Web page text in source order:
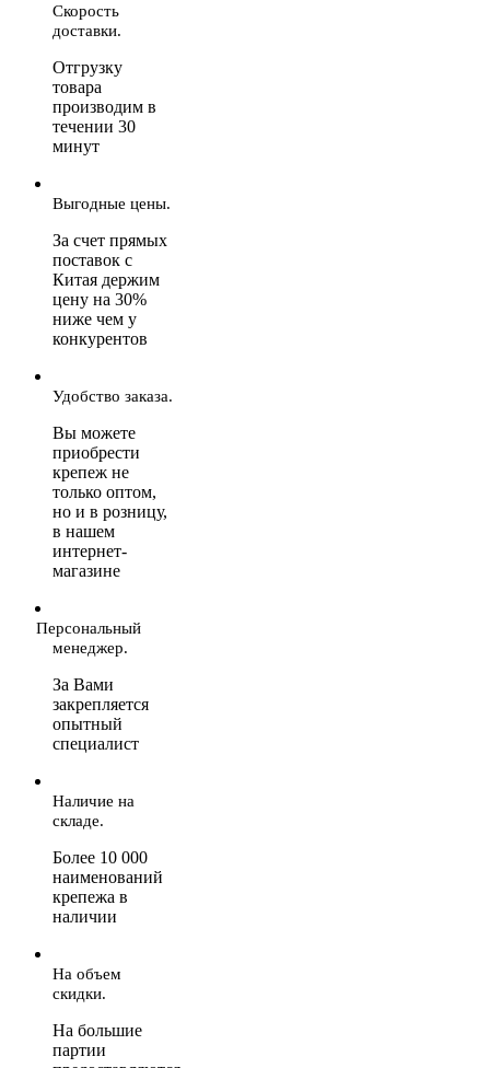
Скорость
доставки.
Отгрузку
товара
производим в
течении 30
минут
Выгодные цены.
За счет прямых
поставок с
Китая держим
цену на 30%
ниже чем у
конкурентов
Удобство заказа.
Вы можете
приобрести
крепеж не
только оптом,
но и в розницу,
в нашем
интернет-
магазине
Персональный
менеджер.
За Вами
закрепляется
опытный
специалист
Наличие на
складе.
Более 10 000
наименований
крепежа в
наличии
На объем
скидки.
На большие
партии